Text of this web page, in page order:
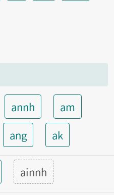
annh
am
ang ak
ainnh